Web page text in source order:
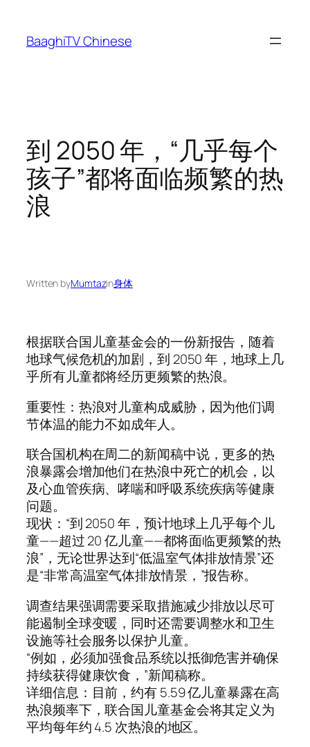
content
BaaghiTV Chinese
到 2050 年，“几乎每个
孩子”都将面临频繁的热
浪
Written byMumtazin身体
根据联合国儿童基金会的一份新报告，随着
地球气候危机的加剧，到 2050 年，地球上几
乎所有儿童都将经历更频繁的热浪。
重要性：热浪对儿童构成威胁，因为他们调
节体温的能力不如成年人。
联合国机构在周二的新闻稿中说，更多的热
浪暴露会增加他们在热浪中死亡的机会，以
及心血管疾病、哮喘和呼吸系统疾病等健康
问题。
现状：“到 2050 年，预计地球上几乎每个儿
童——超过 20 亿儿童——都将面临更频繁的热
浪”，无论世界达到“低温室气体排放情景”还
是“非常高温室气体排放情景，”报告称。
调查结果强调需要采取措施减少排放以尽可
能遏制全球变暖，同时还需要调整水和卫生
设施等社会服务以保护儿童。
“例如，必须加强食品系统以抵御危害并确保
持续获得健康饮食，”新闻稿称。
详细信息：目前，约有 5.59 亿儿童暴露在高
热浪频率下，联合国儿童基金会将其定义为
平均每年约 4.5 次热浪的地区。